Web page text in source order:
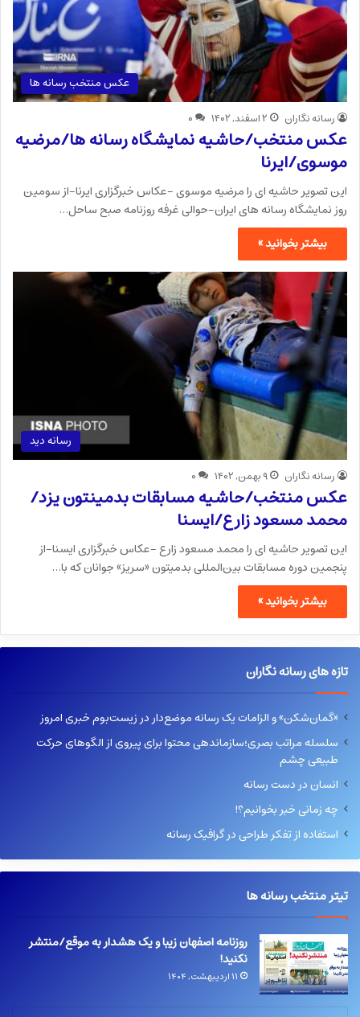
عکس منتخب رسانه ها
رسانه نگاران ۲ اسفند, ۱۴۰۲ ۰
عکس منتخب/حاشیه نمایشگاه رسانه ها/مرضیه
موسوی/ایرنا
این تصویر حاشیه ای را مرضیه موسوی -عکاس خبرگزاری ایرنا-از سومین
روز نمایشگاه رسانه های ایران-حوالی غرفه روزنامه صبح ساحل…
بیشتر بخوانید »
رسانه دید
رسانه نگاران ۹ بهمن, ۱۴۰۲ ۰
عکس منتخب/حاشیه مسابقات بدمینتون یزد/
محمد مسعود زارع/ایسنا
این تصویر حاشیه ای را محمد مسعود زارع -عکاس خبرگزاری ایسنا-از
پنجمین دوره مسابقات بین‌المللی بدمیتون «سریز» جوانان که با…
بیشتر بخوانید »
تازه های رسانه نگاران
«گمان‌شکن» و الزامات یک رسانه موضع‌دار در زیست‌بوم خبری امروز
سلسله مراتب بصری؛سازماندهی محتوا برای پیروی از الگوهای حرکت
طبیعی چشم
انسان در دست رسانه
چه زمانی خبر بخوانیم؟!
استفاده از تفکر طراحی در گرافیک رسانه
تیتر منتخب رسانه ها
روزنامه اصفهان زیبا و یک هشدار به موقع/منتشر
نکنید!
۱۱ اردیبهشت, ۱۴۰۴